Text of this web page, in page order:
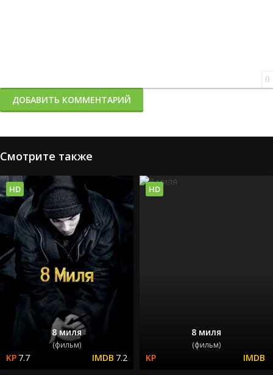
0
ДОБАВИТЬ КОММЕНТАРИЙ
Смотрите также
8 миля
(фильм)
7.7 7.2
HD
8 миля
(фильм)
HD